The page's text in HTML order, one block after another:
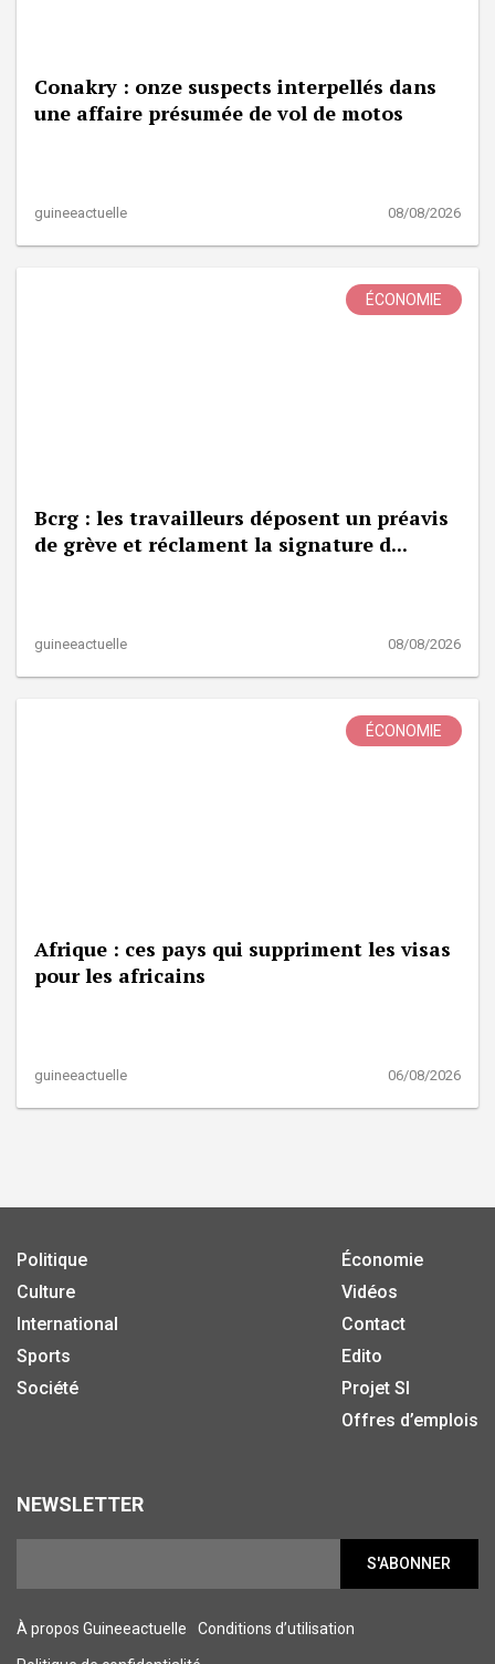
Conakry : onze suspects interpellés dans
une affaire présumée de vol de motos
guineeactuelle 08/08/2026
ÉCONOMIE
Bcrg : les travailleurs déposent un préavis
de grève et réclament la signature d...
guineeactuelle 08/08/2026
ÉCONOMIE
Afrique : ces pays qui suppriment les visas
pour les africains
guineeactuelle 06/08/2026
Politique
Culture
International
Sports
Société
Économie
Vidéos
Contact
Edito
Projet SI
Offres d’emplois
NEWSLETTER
S'ABONNER
À propos Guineeactuelle Conditions d’utilisation